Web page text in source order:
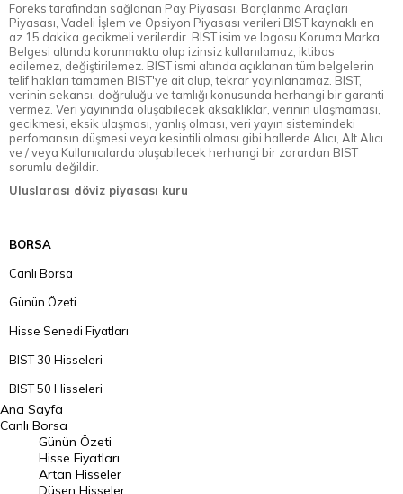
Foreks tarafından sağlanan Pay Piyasası, Borçlanma Araçları
Piyasası, Vadeli İşlem ve Opsiyon Piyasası verileri BIST kaynaklı en
az 15 dakika gecikmeli verilerdir. BIST isim ve logosu Koruma Marka
Belgesi altında korunmakta olup izinsiz kullanılamaz, iktibas
edilemez, değiştirilemez. BIST ismi altında açıklanan tüm belgelerin
telif hakları tamamen BIST'ye ait olup, tekrar yayınlanamaz. BIST,
verinin sekansı, doğruluğu ve tamlığı konusunda herhangi bir garanti
vermez. Veri yayınında oluşabilecek aksaklıklar, verinin ulaşmaması,
gecikmesi, eksik ulaşması, yanlış olması, veri yayın sistemindeki
perfomansın düşmesi veya kesintili olması gibi hallerde Alıcı, Alt Alıcı
ve / veya Kullanıcılarda oluşabilecek herhangi bir zarardan BIST
sorumlu değildir.
Uluslarası döviz piyasası kuru
BORSA
Canlı Borsa
Günün Özeti
Hisse Senedi Fiyatları
BIST 30 Hisseleri
BIST 50 Hisseleri
BIST 100 Hisseleri
En Çok Artan Hisseler
En Çok Düşen Hisseler
Ana Sayfa
Canlı Borsa
Günün Özeti
Hisse Fiyatları
Artan Hisseler
Düşen Hisseler